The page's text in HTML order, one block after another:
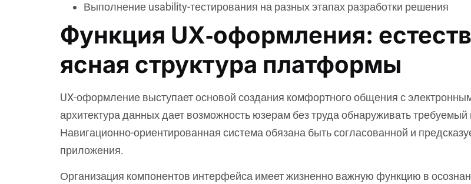
Выполнение usability-тестирования на разных этапах разработки решения
Функция UX‑оформления:
ясная структура платформы
UX-оформление выступает основой создания комфортного общения с
архитектура данных дает возможность юзерам без труда обнаруживать
Навигационно-ориентированная система обязана быть согласованной и
приложения.
Организация компонентов интерфейса имеет жизненно важную функцию в